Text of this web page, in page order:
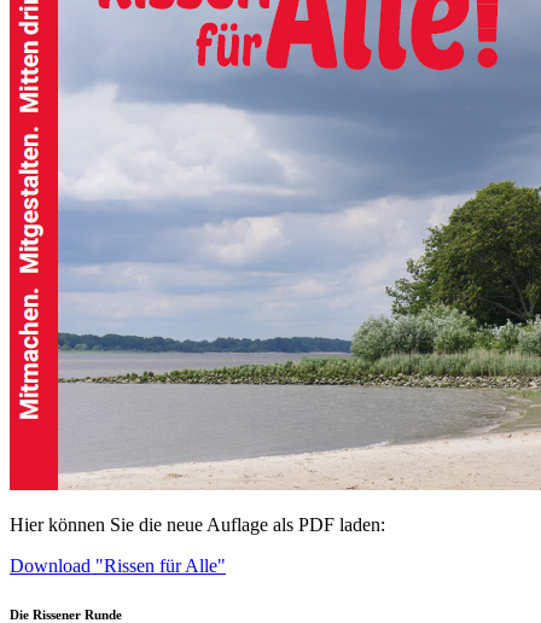
Hier können Sie die neue Auflage als PDF laden:
Download "Rissen für Alle"
Die Rissener Runde